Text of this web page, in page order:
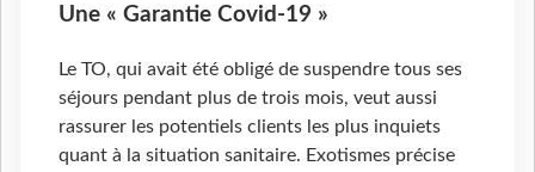
Une « Garantie Covid-19 »
Le TO, qui avait été obligé de suspendre tous ses
séjours pendant plus de trois mois, veut aussi
rassurer les potentiels clients les plus inquiets
quant à la situation sanitaire. Exotismes précise